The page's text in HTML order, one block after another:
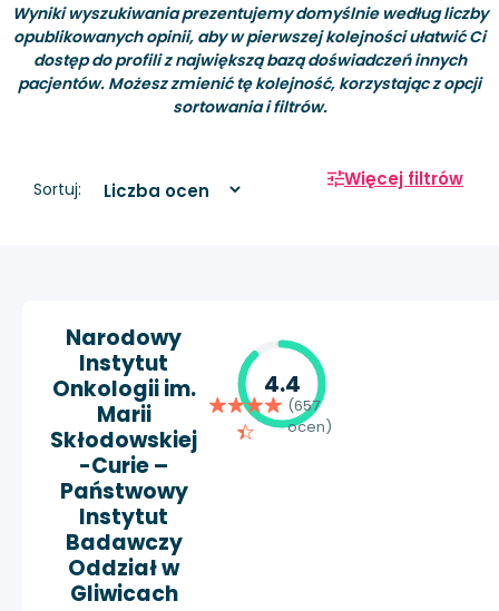
Wyniki wyszukiwania prezentujemy domyślnie według liczby
opublikowanych opinii, aby w pierwszej kolejności ułatwić Ci
dostęp do profili z największą bazą doświadczeń innych
pacjentów. Możesz zmienić tę kolejność, korzystając z opcji
sortowania i filtrów.
Sortuj: Więcej filtrów
Narodowy
Instytut
Onkologii im.
Marii
Skłodowskiej
-Curie –
Państwowy
Instytut
Badawczy
Oddział w
Gliwicach
4.4
(657
ocen)